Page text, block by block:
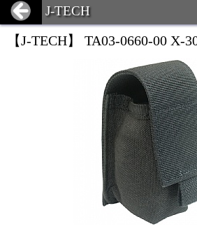
J-TECH
【J-TECH】 TA03-0660-00 X-